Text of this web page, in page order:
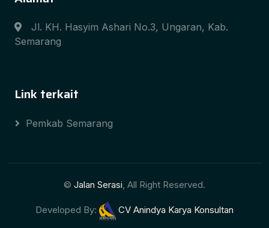
Jl. KH. Hasyim Ashari No.3, Ungaran, Kab.
Semarang
Link terkait
Pemkab Semarang
© Jalan Serasi, All Right Reserved.
Developed By: CV Anindya Karya Konsultan